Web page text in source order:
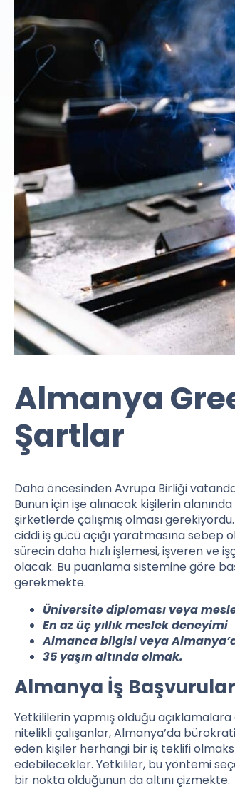
Almanya
Şartlar
Daha öncesinden Avrupa Birliği
Bunun için işe alınacak kişilerin
şirketlerde çalışmış olması
ciddi iş gücü açığı yaratmasına sebep
sürecin daha hızlı işlemesi, işveren
olacak. Bu puanlama sistemine göre
gerekmekte.
Üniversite diploması veya
En az üç yıllık meslek deneyimi
Almanca bilgisi veya
35 yaşın altında olmak.
Almanya İş
Yetkililerin yapmış olduğu
nitelikli çalışanlar, Almanya’da
eden kişiler herhangi bir iş teklifi
edebilecekler. Yetkililer, bu yöntemi
bir nokta olduğunun da altını çizmekte.